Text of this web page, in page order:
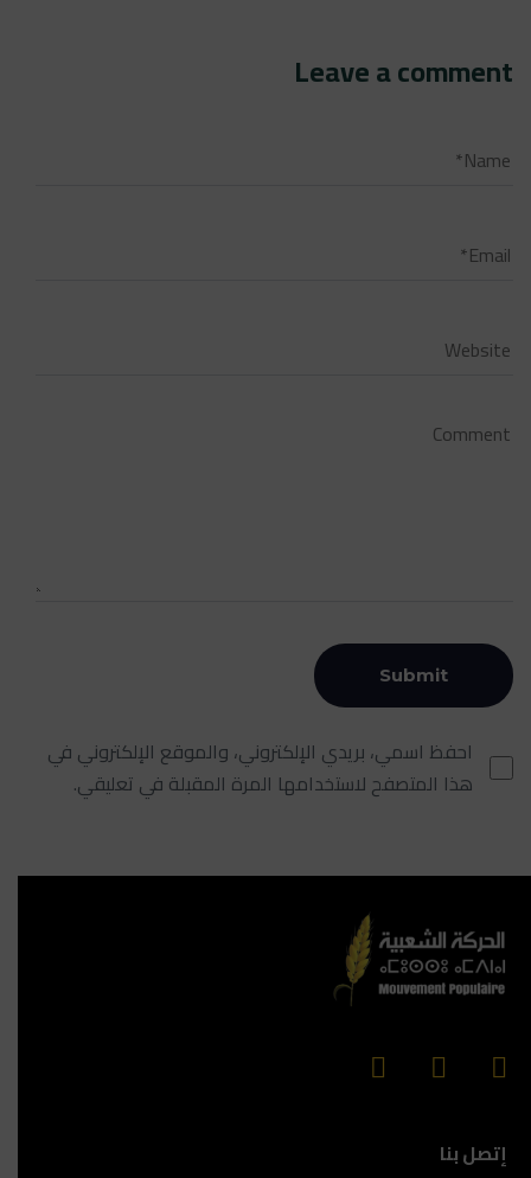
Leave a comment
احفظ اسمي، بريدي الإلكتروني، والموقع الإلكتروني في
هذا المتصفح لاستخدامها المرة المقبلة في تعليقي.
إتصل بنا